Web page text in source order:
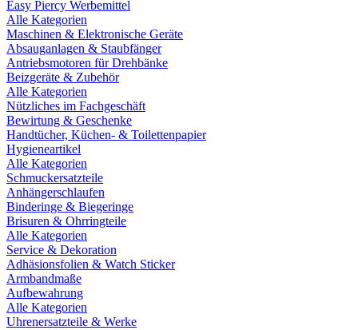
Easy Piercy Werbemittel
Alle Kategorien
Maschinen & Elektronische Geräte
Absauganlagen & Staubfänger
Antriebsmotoren für Drehbänke
Beizgeräte & Zubehör
Alle Kategorien
Nützliches im Fachgeschäft
Bewirtung & Geschenke
Handtücher, Küchen- & Toilettenpapier
Hygieneartikel
Alle Kategorien
Schmuckersatzteile
Anhängerschlaufen
Binderinge & Biegeringe
Brisuren & Ohrringteile
Alle Kategorien
Service & Dekoration
Adhäsionsfolien & Watch Sticker
Armbandmaße
Aufbewahrung
Alle Kategorien
Uhrenersatzteile & Werke